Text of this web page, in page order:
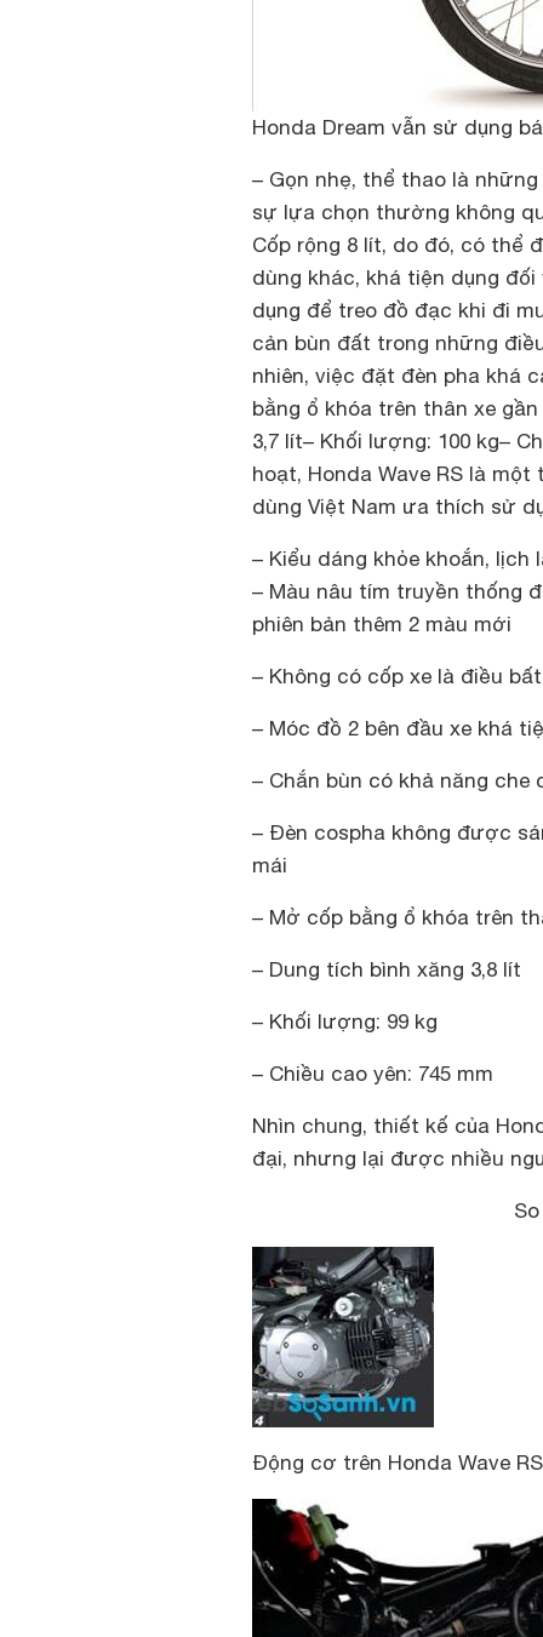
Honda Dream vẫn sử dụng
– Gọn nhẹ, thể thao là
sự lựa chọn thường không
Cốp rộng 8 lít, do đó, có thể
dùng khác, khá tiện dụng
dụng để treo đồ đạc khi đi
cản bùn đất trong những
nhiên, việc đặt đèn pha khá
bằng ổ khóa trên thân xe
3,7 lít– Khối lượng: 100 kg–
hoạt, Honda Wave RS là
dùng Việt Nam ưa thích sử
– Kiểu dáng khỏe khoắn,
– Màu nâu tím truyền thống
phiên bản thêm 2 màu mới
– Không có cốp xe là điều
– Móc đồ 2 bên đầu xe khá
– Chắn bùn có khả năng
– Đèn cospha không được
mái
– Mở cốp bằng ổ khóa trên
– Dung tích bình xăng 3,8 lít
– Khối lượng: 99 kg
– Chiều cao yên: 745 mm
Nhìn chung, thiết kế của
đại, nhưng lại được nhiều
Động cơ trên Honda Wave RS